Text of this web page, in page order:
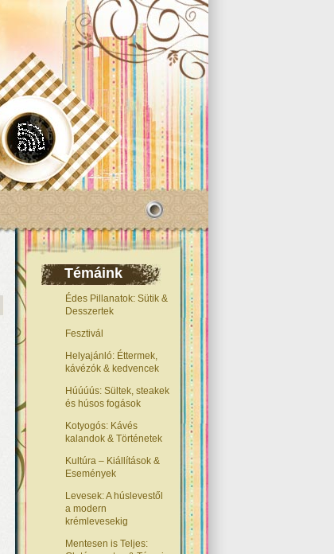
Témáink
Édes Pillanatok: Sütik &
Desszertek
Fesztivál
Helyajánló: Éttermek,
kávézók & kedvencek
Húúúús: Sültek, steakek
és húsos fogások
Kotyogós: Kávés
kalandok & Történetek
Kultúra – Kiállítások &
Események
Levesek: A húslevestől
a modern
krémlevesekig
Mentesen is Teljes: